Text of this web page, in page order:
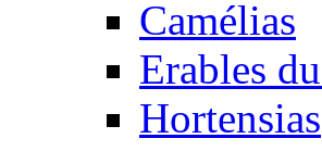
Camélias
Erables
Hortensias